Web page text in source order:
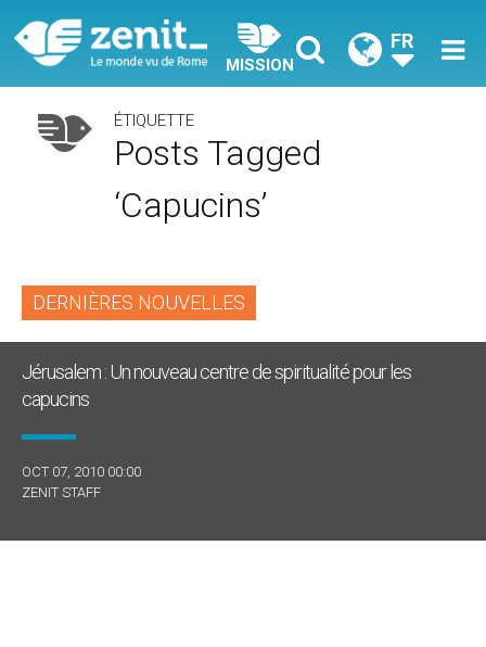
MISSION
FR
ÉTIQUETTE
Posts Tagged
‘capucins’
DERNIÈRES NOUVELLES
Jérusalem : Un nouveau centre de spiritualité pour les
capucins
OCT 07, 2010 00:00
ZENIT STAFF